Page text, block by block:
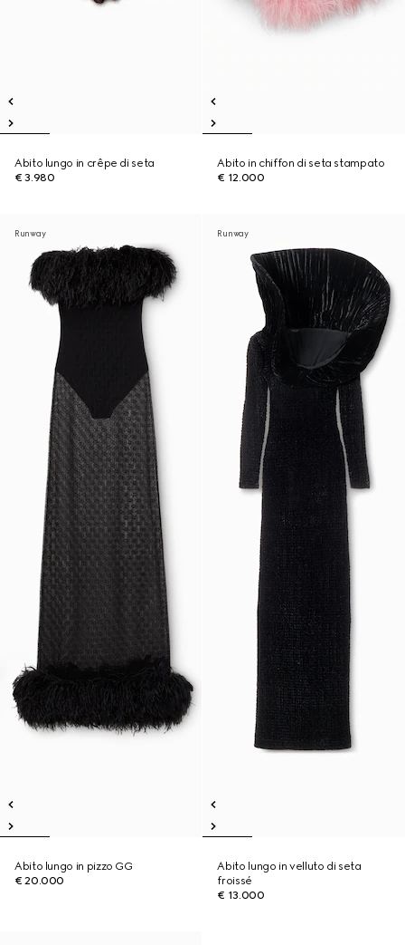
Abito lungo in crêpe di seta
€ 3.980
Abito in chiffon di seta stampato
€ 12.000
Runway
Abito lungo in pizzo GG
€ 20.000
Runway
Abito lungo in velluto di seta
froissé
€ 13.000